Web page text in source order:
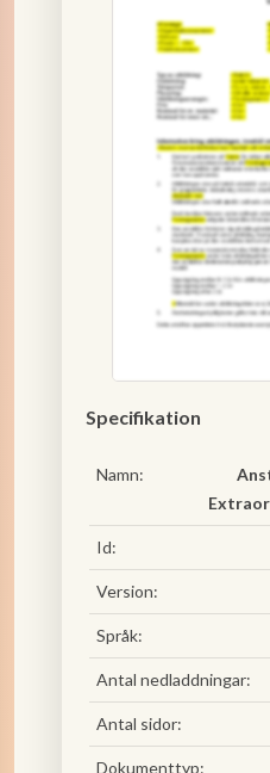
Specifikation
Namn:
Id:
Version:
Språk:
Antal nedladdningar:
Antal sidor:
Dokumenttyp: